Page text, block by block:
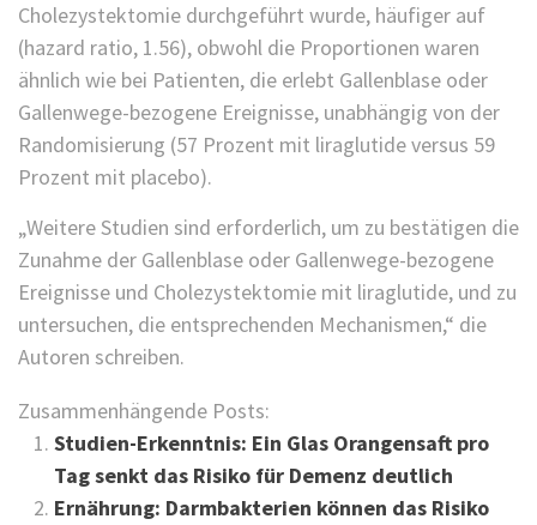
Cholezystektomie durchgeführt wurde, häufiger auf
(hazard ratio, 1.56), obwohl die Proportionen waren
ähnlich wie bei Patienten, die erlebt Gallenblase oder
Gallenwege-bezogene Ereignisse, unabhängig von der
Randomisierung (57 Prozent mit liraglutide versus 59
Prozent mit placebo).
„Weitere Studien sind erforderlich, um zu bestätigen die
Zunahme der Gallenblase oder Gallenwege-bezogene
Ereignisse und Cholezystektomie mit liraglutide, und zu
untersuchen, die entsprechenden Mechanismen,“ die
Autoren schreiben.
Zusammenhängende Posts:
Studien-Erkenntnis: Ein Glas Orangensaft pro
Tag senkt das Risiko für Demenz deutlich
Ernährung: Darmbakterien können das Risiko